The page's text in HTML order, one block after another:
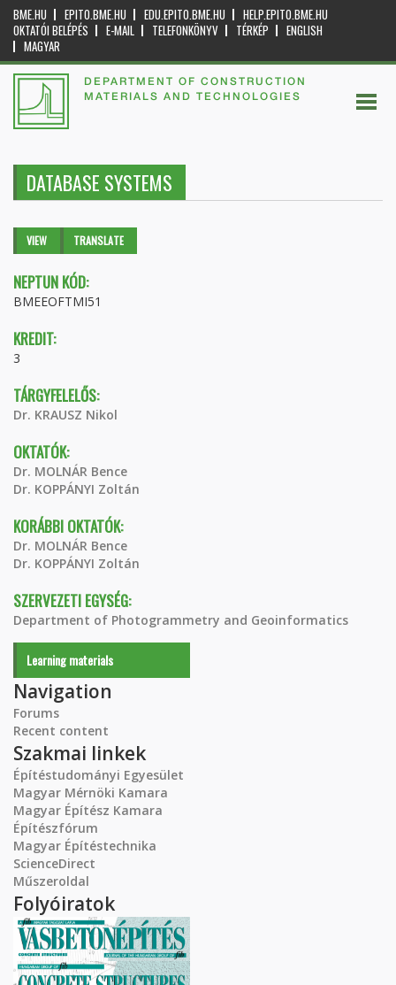
BME.HU EPITO.BME.HU EDU.EPITO.BME.HU
HELP.EPITO.BME.HU
OKTATÓI BELÉPÉS
E-MAIL TELEFONKÖNYV TÉRKÉP
ENGLISH
MAGYAR
DEPARTMENT OF CONSTRUCTION
MATERIALS AND TECHNOLOGIES
DATABASE SYSTEMS
Primary tabs
VIEW (ACTIVETRANSLATE
NEPTUN KÓD:
BMEEOFTMI51
KREDIT:
3
TÁRGYFELELŐS:
Dr. KRAUSZ Nikol
OKTATÓK:
Dr. MOLNÁR Bence
Dr. KOPPÁNYI Zoltán
KORÁBBI OKTATÓK:
Dr. MOLNÁR Bence
Dr. KOPPÁNYI Zoltán
SZERVEZETI EGYSÉG:
Department of Photogrammetry and Geoinformatics
Learning materials
Navigation
Forums
Recent content
Szakmai linkek
Építéstudományi Egyesület
Magyar Mérnöki Kamara
Magyar Építész Kamara
Építészfórum
Magyar Építéstechnika
ScienceDirect
Műszeroldal
Folyóiratok